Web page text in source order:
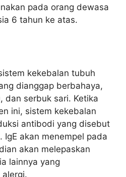
pada orang dewasa
6 tahun ke atas.
kekebalan tubuh
dianggap berbahaya,
dan serbuk sari. Ketika
ini, sistem kekebalan
antibodi yang disebut
IgE akan menempel pada
akan melepaskan
lainnya yang